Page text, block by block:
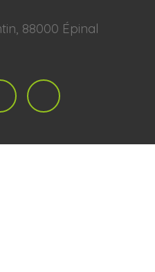
88000 Épinal